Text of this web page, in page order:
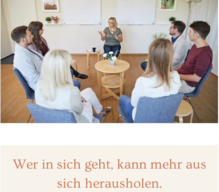
Wer in sich geht, kann mehr aus
sich herausholen.